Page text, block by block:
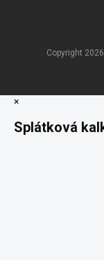
Copyright 2026
×
Splátková